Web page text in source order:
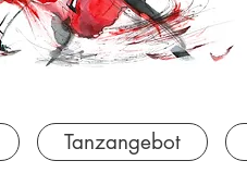
Tanzangebot